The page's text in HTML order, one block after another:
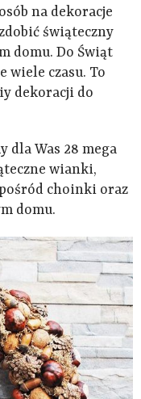
na dekoracje
świąteczny
domu. Do Świąt
wiele czasu. To
dekoracji do
dla Was 28 mega
wianki,
choinki oraz
domu.